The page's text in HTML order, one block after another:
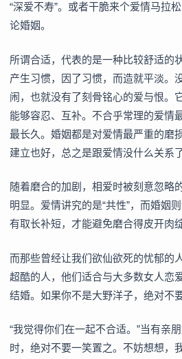
“深爱不寿”。或者干脆来个爱情马拉
论婚姻。
所谓合适，代表的是一种比较舒适的
产生习惯，因了习惯，而造就平淡。
闹，也就没有了刻骨铭心的爱与恨。
能够容忍、互补。不合乎常理的爱情
最长久。婚姻都是对爱情最严重的磨
建立也好，总之是跟爱情没什么关系了
随着磨合的加剧，相爱时被刻意忽略
明显。爱情讲究的是“共性”，而婚姻
有取长补短，才能避免磨合得皮开肉绽
而那些曾经让我们欲仙欲死的忧郁的
超酷的人，他们适合与大多数女人恋
结婚。如果你不是大野洋子，绝对不
“我觉得你们在一起不合适。”当有亲
时，绝对不要一笑置之。不妨想想，